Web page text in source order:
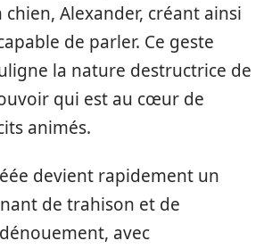
chien, Alexander, créant ainsi
de parler. Ce geste
la nature destructrice de
qui est au cœur de
animés.
devient rapidement un
de trahison et de
avec